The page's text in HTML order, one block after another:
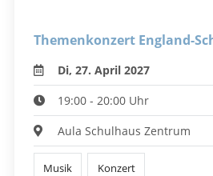
Themenkonzert England-
Di, 27. April 2027
19:00 - 20:00 Uhr
Aula Schulhaus Zentrum
Musik Konzert